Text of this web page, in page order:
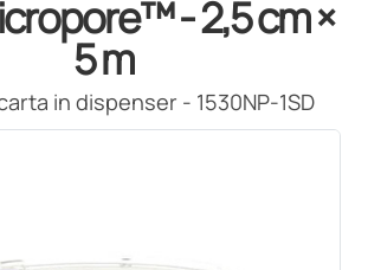
- 2,5 cm ×
5 m
in dispenser - 1530NP-1SD